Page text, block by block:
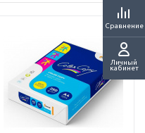
Сравнение
Личный
кабинет